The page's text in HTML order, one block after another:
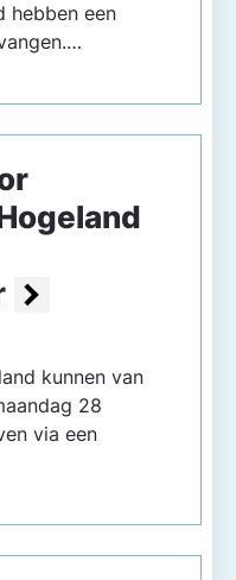
hebben een
kunnen van
28
via een